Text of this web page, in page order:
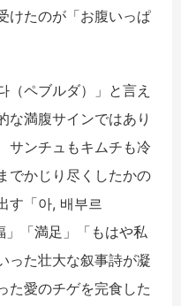
けたのが「お腹いっぱ
（ペブルダ）」と言え
な満腹サインではあり
サンチュもキムチも冷
でかじり尽くしたかの
す「아, 배부르
」「満足」「もはや私
った壮大な叙事詩が凝
た愛のチゲを完食した